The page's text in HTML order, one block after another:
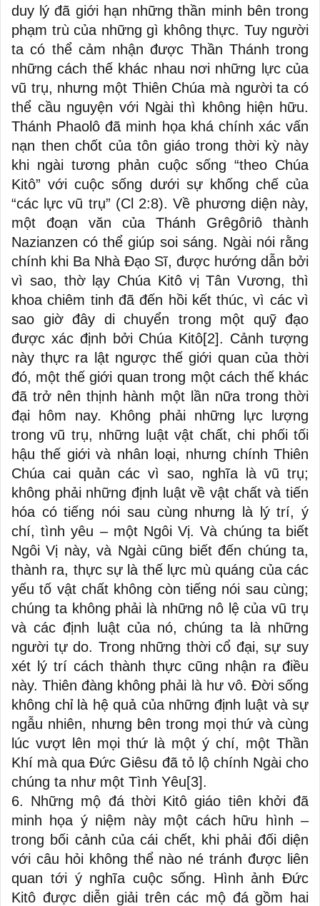
duy lý đã giới hạn những thần minh bên trong
phạm trù của những gì không thực. Tuy người
ta có thể cảm nhận được Thần Thánh trong
những cách thế khác nhau nơi những lực của
vũ trụ, nhưng một Thiên Chúa mà người ta có
thể cầu nguyện với Ngài thì không hiện hữu.
Thánh Phaolô đã minh họa khá chính xác vấn
nạn then chốt của tôn giáo trong thời kỳ này
khi ngài tương phản cuộc sống “theo Chúa
Kitô” với cuộc sống dưới sự khống chế của
“các lực vũ trụ” (Cl 2:8). Về phương diện này,
một đoạn văn của Thánh Grêgôriô thành
Nazianzen có thể giúp soi sáng. Ngài nói rằng
chính khi Ba Nhà Đạo Sĩ, được hướng dẫn bởi
vì sao, thờ lạy Chúa Kitô vị Tân Vương, thì
khoa chiêm tinh đã đến hồi kết thúc, vì các vì
sao giờ đây di chuyển trong một quỹ đạo
được xác định bởi Chúa Kitô[2]. Cảnh tượng
này thực ra lật ngược thế giới quan của thời
đó, một thế giới quan trong một cách thế khác
đã trở nên thịnh hành một lần nữa trong thời
đại hôm nay. Không phải những lực lượng
trong vũ trụ, những luật vật chất, chi phối tối
hậu thế giới và nhân loại, nhưng chính Thiên
Chúa cai quản các vì sao, nghĩa là vũ trụ;
không phải những định luật về vật chất và tiến
hóa có tiếng nói sau cùng nhưng là lý trí, ý
chí, tình yêu – một Ngôi Vị. Và chúng ta biết
Ngôi Vị này, và Ngài cũng biết đến chúng ta,
thành ra, thực sự là thế lực mù quáng của các
yếu tố vật chất không còn tiếng nói sau cùng;
chúng ta không phải là những nô lệ của vũ trụ
và các định luật của nó, chúng ta là những
người tự do. Trong những thời cổ đại, sự suy
xét lý trí cách thành thực cũng nhận ra điều
này. Thiên đàng không phải là hư vô. Đời sống
không chỉ là hệ quả của những định luật và sự
ngẫu nhiên, nhưng bên trong mọi thứ và cùng
lúc vượt lên mọi thứ là một ý chí, một Thần
Khí mà qua Đức Giêsu đã tỏ lộ chính Ngài cho
chúng ta như một Tình Yêu[3].
6. Những mộ đá thời Kitô giáo tiên khởi đã
minh họa ý niệm này một cách hữu hình –
trong bối cảnh của cái chết, khi phải đối diện
với câu hỏi không thể nào né tránh được liên
quan tới ý nghĩa cuộc sống. Hình ảnh Đức
Kitô được diễn giải trên các mộ đá gồm hai